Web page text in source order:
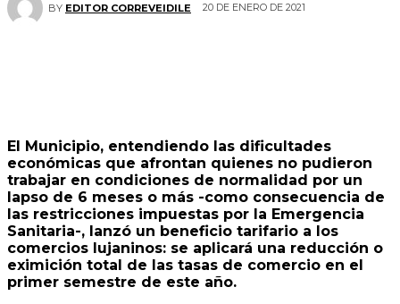
BY EDITOR CORREVEIDILE 20 DE ENERO DE 2021
El Municipio, entendiendo las dificultades
económicas que afrontan quienes no pudieron
trabajar en condiciones de normalidad por un
lapso de 6 meses o más -como consecuencia de
las restricciones impuestas por la Emergencia
Sanitaria-, lanzó un beneficio tarifario a los
comercios lujaninos: se aplicará una reducción o
eximición total de las tasas de comercio en el
primer semestre de este año.